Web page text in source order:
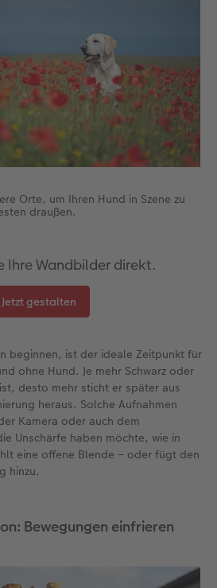
Orte, um Ihren Hund in Szene zu
draußen.
Ihre Wandbilder direkt.
Jetzt gestalten
beginnen, ist der ideale Zeitpunkt für
ohne Hund. Je mehr Schwarz oder
desto mehr sticht er später aus
heraus. Solche Aufnahmen
Kamera oder auch dem
Unschärfe haben möchte, wie in
eine offene Blende – oder fügt den
hinzu.
Bewegungen einfrieren